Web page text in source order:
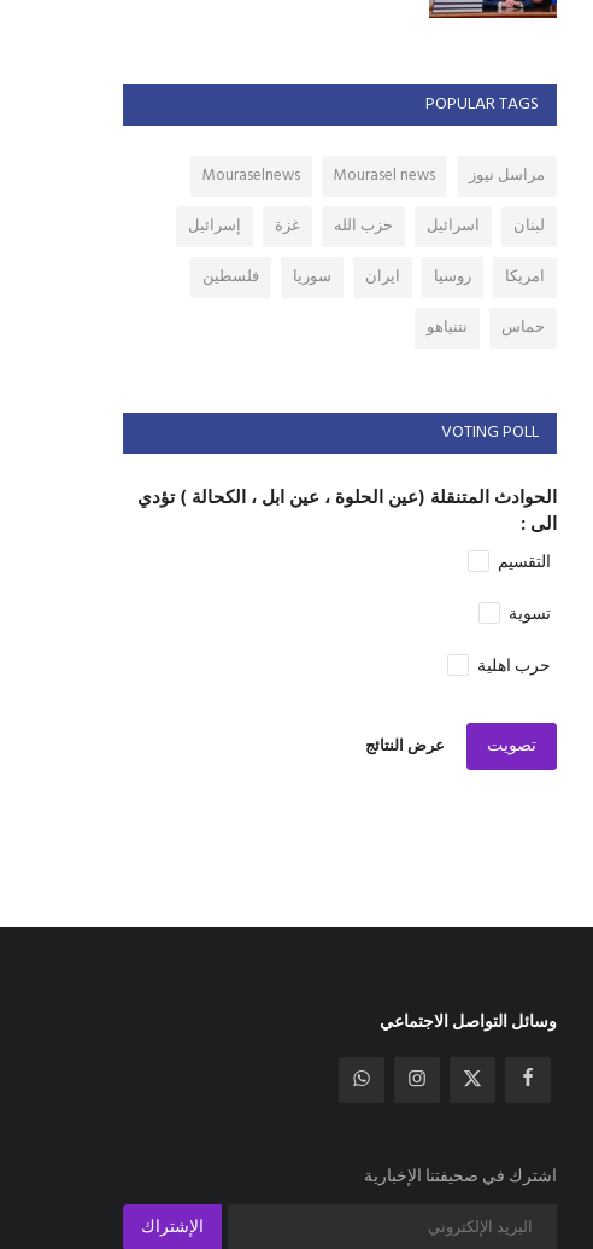
POPULAR TAGS
مراسل نيوز Mourasel news
Mouraselnews
لبنان
اسرائيل حزب الله غزة
إسرائيل
امريكا
روسيا ايران سوريا
فلسطين
حماس
نتنياهو
VOTING POLL
الحوادث المتنقلة (عين الحلوة ، عين ابل ، الكحالة ) تؤدي
الى :
التقسيم
تسوية
حرب اهلية
تصويت عرض النتائج
وسائل التواصل الاجتماعي
اشترك في صحيفتنا الإخبارية
الإشتراك